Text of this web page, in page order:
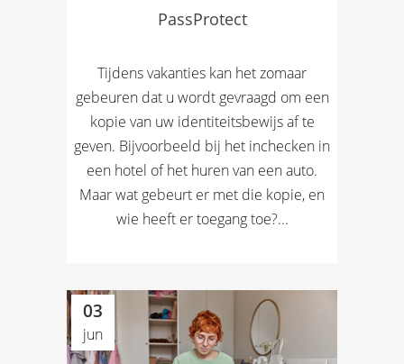
PassProtect
Tijdens vakanties kan het zomaar
gebeuren dat u wordt gevraagd om een
kopie van uw identiteitsbewijs af te
geven. Bijvoorbeeld bij het inchecken in
een hotel of het huren van een auto.
Maar wat gebeurt er met die kopie, en
wie heeft er toegang toe?...
03
jun